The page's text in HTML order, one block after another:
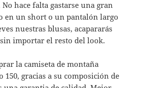
hace falta gastarse una gran
en un short o un pantalón largo
nuestras blusas, acapararás
importar el resto del look.
la camiseta de montaña
gracias a su composición de